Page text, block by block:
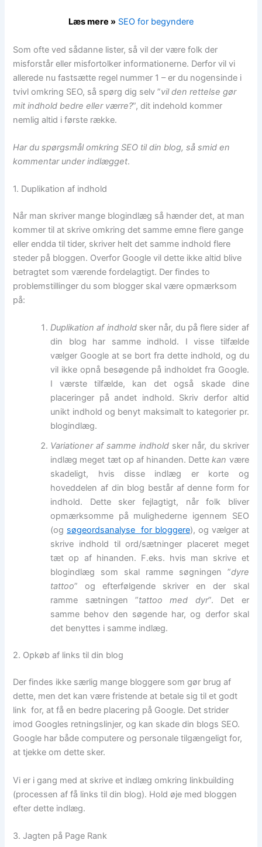
Læs mere » SEO for begyndere
Som ofte ved sådanne lister, så vil der være folk der
misforstår eller misfortolker informationerne. Derfor vil vi
allerede nu fastsætte regel nummer 1 – er du nogensinde i
tvivl omkring SEO, så spørg dig selv ”vil den rettelse gør
mit indhold bedre eller værre?”, dit indehold kommer
nemlig altid i første række.
Har du spørgsmål omkring SEO til din blog, så smid en
kommentar under indlægget.
1. Duplikation af indhold
Når man skriver mange blogindlæg så hænder det, at man
kommer til at skrive omkring det samme emne flere gange
eller endda til tider, skriver helt det samme indhold flere
steder på bloggen. Overfor Google vil dette ikke altid blive
betragtet som værende fordelagtigt. Der findes to
problemstillinger du som blogger skal være opmærksom
på:
Duplikation af indholdsker når, du på flere sider af
din blog har samme indhold. I visse tilfælde
vælger Google at se bort fra dette indhold, og du
vil ikke opnå besøgende på indholdet fra Google.
I værste tilfælde, kan det også skade dine
placeringer på andet indhold. Skriv derfor altid
unikt indhold og benyt maksimalt to kategorier pr.
blogindlæg.
Variationer af samme indhold sker når, du skriver
indlæg meget tæt op af hinanden. Dettekan være
skadeligt, hvis disse indlæg er korte og
hoveddelen af din blog består af denne form for
indhold. Dette sker fejlagtigt, når folk bliver
opmærksomme på mulighederne igennem SEO
(og søgeordsanalyse for bloggere), og vælger at
skrive indhold til ord/sætninger placeret meget
tæt op af hinanden. F.eks. hvis man skrive et
blogindlæg som skal ramme søgningen ”dyre
tattoo” og efterfølgende skriver en der skal
ramme sætningen ”tattoo med dyr”. Det er
samme behov den søgende har, og derfor skal
det benyttes i samme indlæg.
2. Opkøb af links til din blog
Der findes ikke særlig mange bloggere som gør brug af
dette, men det kan være fristende at betale sig til et godt
link for, at få en bedre placering på Google. Det strider
imod Googles retningslinjer, og kan skade din blogs SEO.
Google har både computere og personale tilgængeligt for,
at tjekke om dette sker.
Vi er i gang med at skrive et indlæg omkring linkbuilding
(processen af få links til din blog). Hold øje med bloggen
efter dette indlæg.
3. Jagten på Page Rank